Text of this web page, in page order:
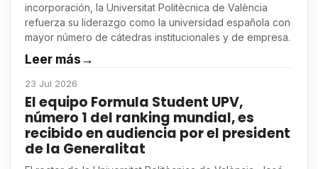
incorporación, la Universitat Politècnica de València
refuerza su liderazgo como la universidad española con
mayor número de cátedras institucionales y de empresa.
Leer más→
23 Jul 2026
El equipo Formula Student UPV,
número 1 del ranking mundial, es
recibido en audiencia por el president
de la Generalitat